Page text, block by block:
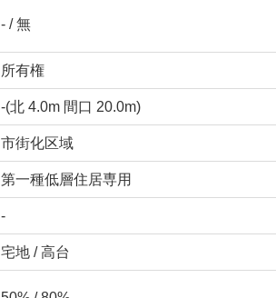
- / 無
所有権
-(北 4.0m 間口 20.0m)
市街化区域
第一種低層住居専用
-
宅地 / 高台